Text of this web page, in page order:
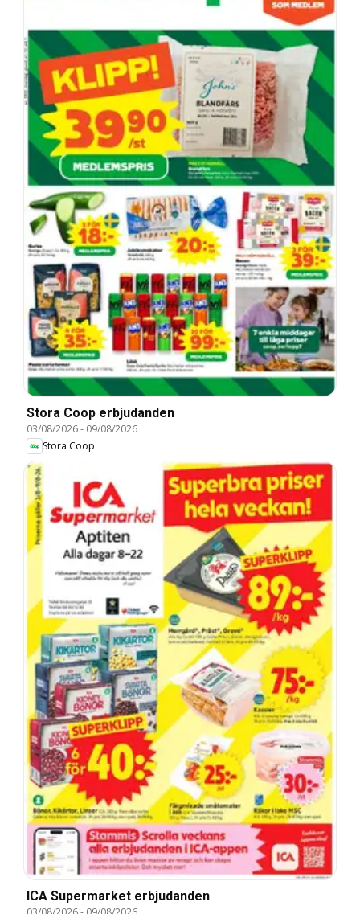
Stora Coop erbjudanden
03/08/2026- 09/08/2026
Stora Coop
ICA Supermarket erbjudanden